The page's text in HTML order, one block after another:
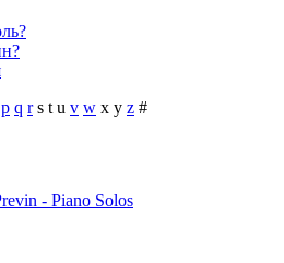
p q r s t u v w x y z #